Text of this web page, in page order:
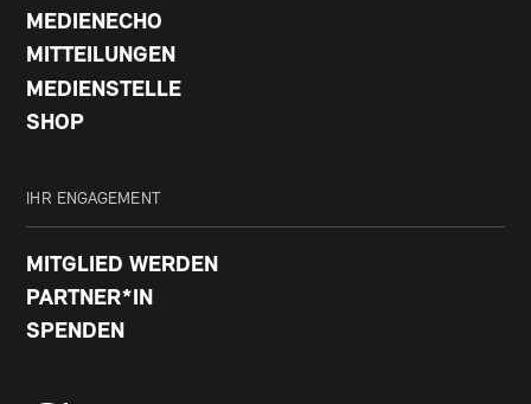
MEDIENECHO
MITTEILUNGEN
MEDIENSTELLE
SHOP
IHR ENGAGEMENT
MITGLIED WERDEN
PARTNER*IN
SPENDEN